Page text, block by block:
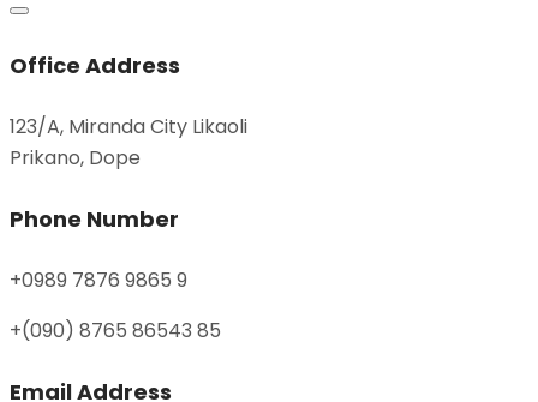
Office Address
123/A, Miranda City Likaoli
Prikano, Dope
Phone Number
+0989 7876 9865 9
+(090) 8765 86543 85
Email Address